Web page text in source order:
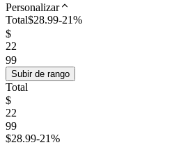
Personalizar
Total$28.99-21%
$
22
99
Subir de rango
Total
$
22
99
$28.99-21%